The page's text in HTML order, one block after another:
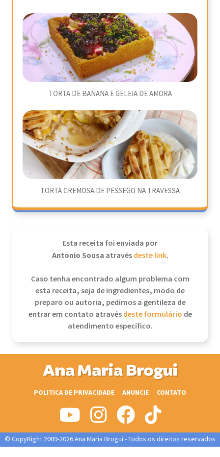
TORTA DE BANANA E GELEIA DE AMORA
TORTA CREMOSA DE PÊSSEGO NA TRAVESSA
Esta receita foi enviada por
Antonio Sousa atravésdeste link.
Caso tenha encontrado algum problema com
esta receita, seja de ingredientes, modo de
preparo ou autoria, pedimos a gentileza de
entrar em contato atravésdeste formulário de
atendimento específico.
Ana Maria Brogui
POLITICA DE PRIVACIDADE ANUNCIE CONTATO
© CopyRight 2009-2026 Ana Maria Brogui - Todos os direitos reservados